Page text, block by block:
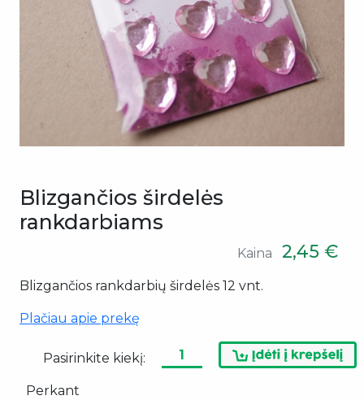
Blizgančios širdelės
rankdarbiams
Kaina 2,45 €
Blizgančios rankdarbių širdelės 12 vnt.
Plačiau apie prekę
Pasirinkite kiekį:
Perkant